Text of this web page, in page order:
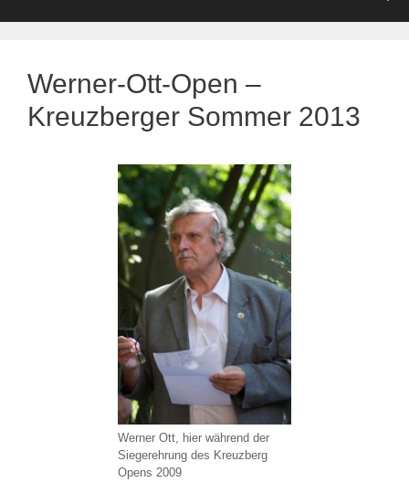
Werner-Ott-Open –
Kreuzberger Sommer 2013
Werner Ott, hier während der
Siegerehrung des Kreuzberg
Opens 2009